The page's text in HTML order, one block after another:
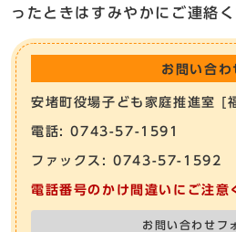
ったときはすみやかにご連絡く
お問い合わ
安堵町役場子ども家庭推進室 [
電話: 0743-57-1591
ファックス: 0743-57-1592
電話番号のかけ間違いにご注意
お問い合わせフ